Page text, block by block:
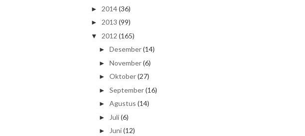
► 2014 (36)
► 2013 (99)
▼ 2012 (165)
►Desember(14)
►November(6)
►Oktober(27)
►September(16)
►Agustus (14)
► Juli(6)
► Juni(12)